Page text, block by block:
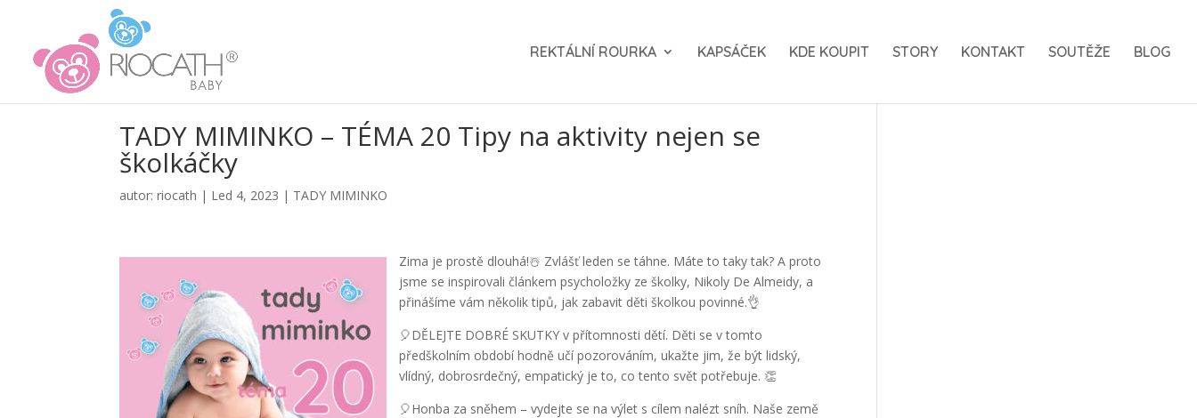
REKTÁLNÍ ROURKA KAPSÁČEK KDE KOUPIT STORY KONTAKT SOUTĚŽE BLOG
TADY MIMINKO – TÉMA 20 Tipy na aktivity nejen se
školkáčky
autor:riocath | Led 4, 2023 | TADY MIMINKO
Zima je prostě dlouhá!☃️ Zvlášť leden se táhne. Máte to taky tak? A proto
jsme se inspirovali článkem psycholožky ze školky, Nikoly De Almeidy, a
přinášíme vám několik tipů, jak zabavit děti školkou povinné.👌
🎈DĚLEJTE DOBRÉ SKUTKY v přítomnosti dětí. Děti se v tomto
předškolním období hodně učí pozorováním, ukažte jim, že být lidský,
vlídný, dobrosrdečný, empatický je to, co tento svět potřebuje. 👏
🎈Honba za sněhem – vydejte se na výlet s cílem nalézt sníh. Naše země